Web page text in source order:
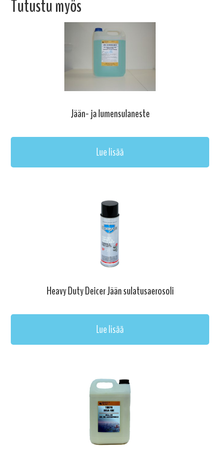
Tutustu myös
Jään- ja lumensulaneste
Lue lisää
Heavy Duty Deicer Jään sulatusaerosoli
Lue lisää